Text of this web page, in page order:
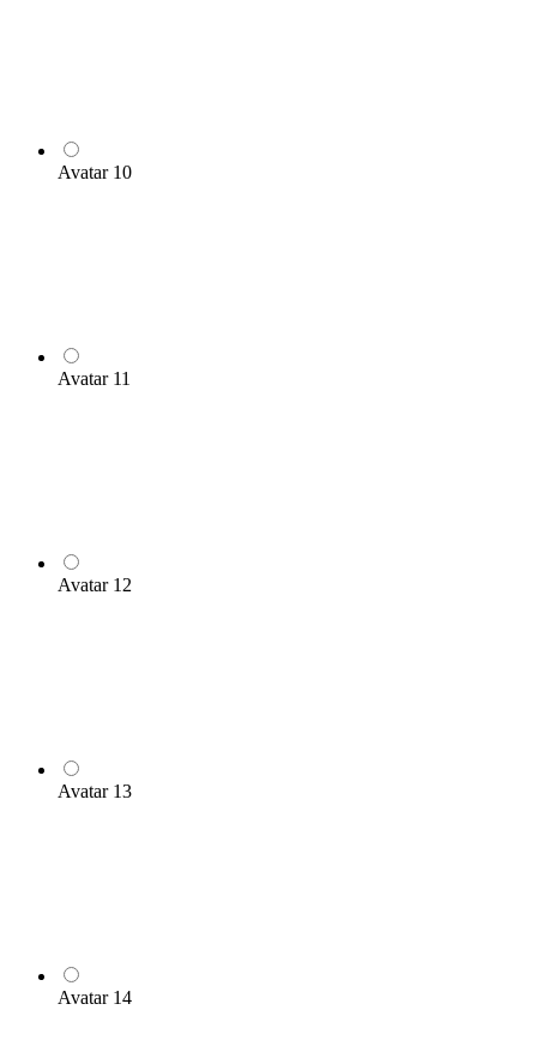
Avatar 10
Avatar 11
Avatar 12
Avatar 13
Avatar 14